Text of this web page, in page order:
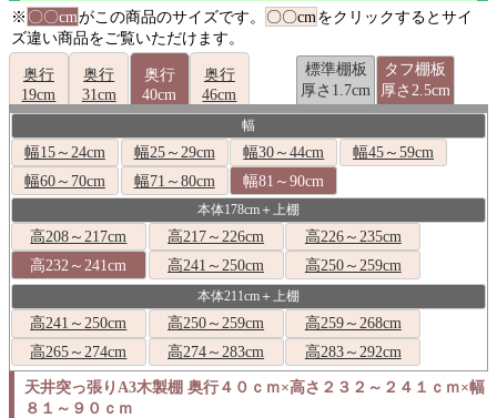
※ 〇〇cmがこの商品のサイズです。 〇〇cmをクリックするとサイ
ズ違い商品をご覧いただけます。
奥行
19cm
奥行
31cm
奥行
40cm
奥行
46cm
標準棚板
厚さ1.7cm
タフ棚板
厚さ2.5cm
幅
幅15～24cm 幅25～29cm 幅30～44cm
幅45～59cm
幅60～70cm
幅71～80cm 幅81～90cm
本体178cm＋上棚
高208～217cm 高217～226cm
高226～235cm
高232～241cm
高241～250cm 高250～259cm
本体211cm＋上棚
高241～250cm 高250～259cm
高259～268cm
高265～274cm
高274～283cm
高283～292cm
天井突っ張りA3木製棚 奥行４０ｃｍ×高さ２３２～２４１ｃｍ×幅
８１～９０ｃｍ